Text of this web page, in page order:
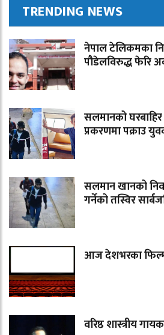
TRENDING NEWS
नेपाल टेलिकमका
पौडेलविरुद्ध फेरि
सलमानको
प्रकरणमा पक्राउ
सलमान खानको
गर्नेको तस्विर
आज देशभरका
वरिष्ठ शास्त्रीय